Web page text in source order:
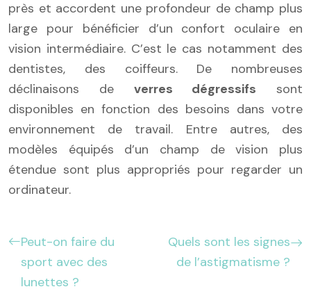
près et accordent une profondeur de champ plus
large pour bénéficier d’un confort oculaire en
vision intermédiaire. C’est le cas notamment des
dentistes, des coiffeurs. De nombreuses
déclinaisons de verres dégressifs sont
disponibles en fonction des besoins dans votre
environnement de travail. Entre autres, des
modèles équipés d’un champ de vision plus
étendue sont plus appropriés pour regarder un
ordinateur.
Peut-on faire du
sport avec des
lunettes ?
Quels sont les signes
de l’astigmatisme ?